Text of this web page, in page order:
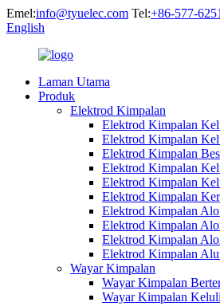
Emel:info@tyuelec.com Tel:+86-577-
English
Laman Utama
Produk
Elektrod Kimpalan
Elektrod Kimpalan
Elektrod Kimpalan
Elektrod Kimpalan
Elektrod Kimpalan
Elektrod Kimpalan
Elektrod Kimpalan
Elektrod Kimpalan
Elektrod Kimpalan
Elektrod Kimpalan
Elektrod Kimpalan
Wayar Kimpalan
Wayar Kimpalan
Wayar Kimpalan